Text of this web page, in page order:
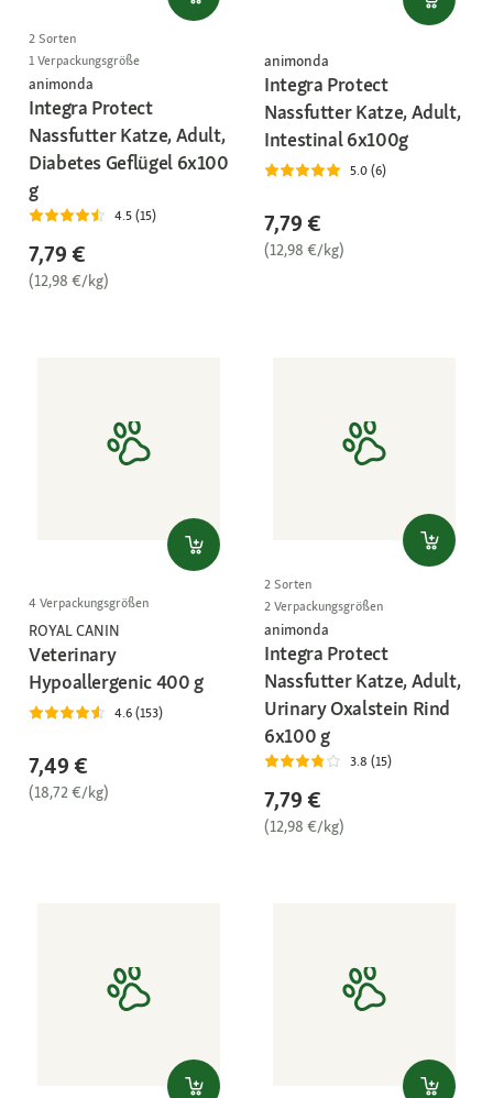
2 Sorten
1 Verpackungsgröße
animonda
Integra Protect
Nassfutter Katze, Adult,
Diabetes Geflügel 6x100
g
4.5 (15)
7,79 €
(12,98 €/kg)
animonda
Integra Protect
Nassfutter Katze, Adult,
Intestinal 6x100g
5.0 (6)
7,79 €
(12,98 €/kg)
4 Verpackungsgrößen
ROYAL CANIN
Veterinary
Hypoallergenic 400 g
4.6 (153)
7,49 €
(18,72 €/kg)
2 Sorten
2 Verpackungsgrößen
animonda
Integra Protect
Nassfutter Katze, Adult,
Urinary Oxalstein Rind
6x100 g
3.8 (15)
7,79 €
(12,98 €/kg)